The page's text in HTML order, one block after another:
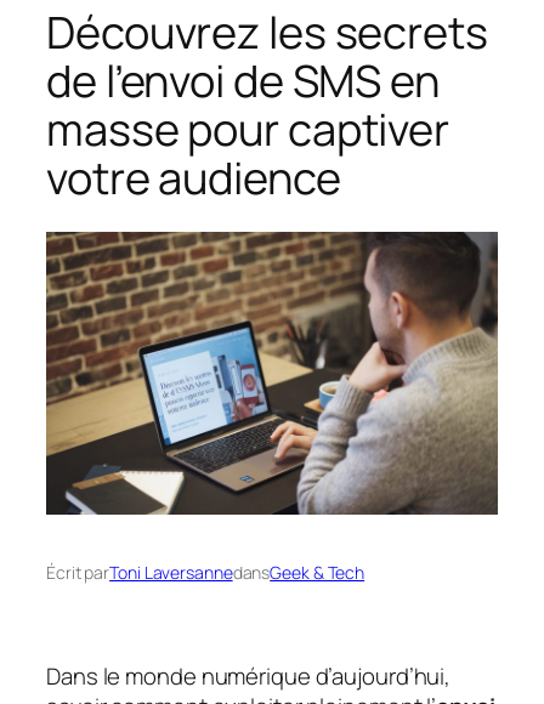
Découvrez les secrets
de l’envoi de SMS en
masse pour captiver
votre audience
Écrit parToni LaversannedansGeek & Tech
Dans le monde numérique d’aujourd’hui,